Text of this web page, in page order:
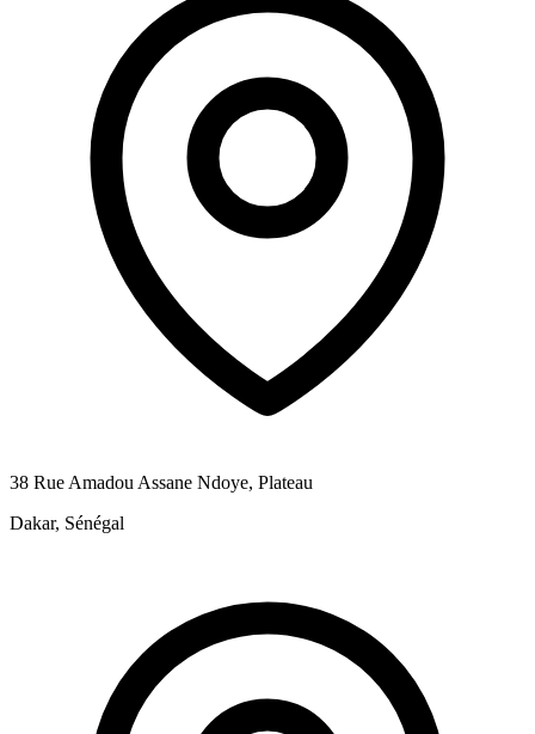
38 Rue Amadou Assane Ndoye, Plateau
Dakar, Sénégal